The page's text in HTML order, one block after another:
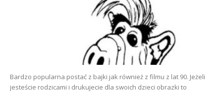
Bardzo popularna postać z bajki jak również z filmu z lat 90. Jeżeli
jesteście rodzicami i drukujecie dla swoich dzieci obrazki to